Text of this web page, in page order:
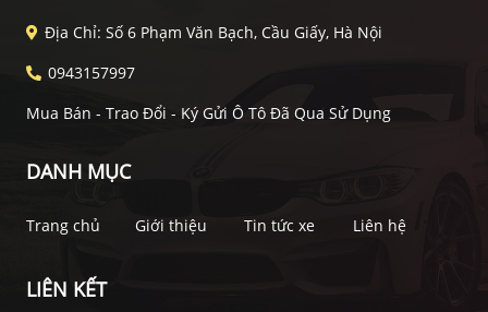
Địa Chỉ: Số 6 Phạm Văn Bạch, Cầu Giấy, Hà Nội
0943157997
Mua Bán - Trao Đổi - Ký Gửi Ô Tô Đã Qua Sử Dụng
DANH MỤC
Trang chủ Giới thiệu Tin tức xe Liên hệ
LIÊN KẾT